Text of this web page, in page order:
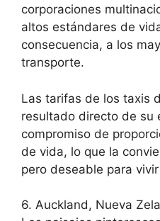
corporaciones
altos estándares de
consecuencia, a los
transporte.
Las tarifas de los taxis
resultado directo de su
compromiso de
de vida, lo que la
pero deseable para
6. Auckland, Nueva